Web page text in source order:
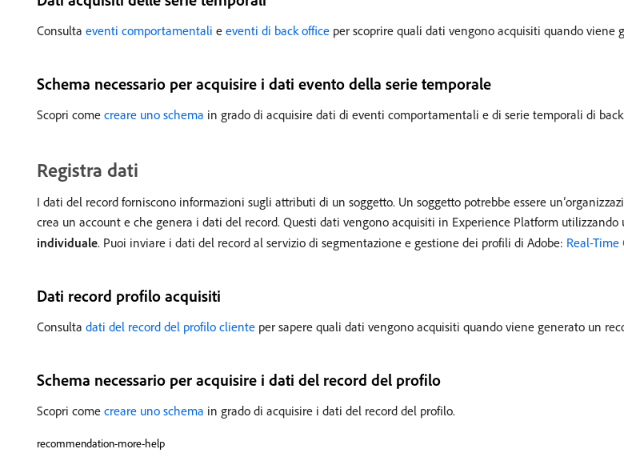
Consulta eventi comportamentali e eventi di back office per scoprire quali dati vengono acquisiti quando viene
Schema necessario per acquisire i dati evento della serie temporale
Scopri come creare uno schema in grado di acquisire dati di eventi comportamentali e di serie temporali di
Registra dati
I dati del record forniscono informazioni sugli attributi di un soggetto. Un soggetto potrebbe essere
crea un account e che genera i dati del record. Questi dati vengono acquisiti in Experience Platform utilizzando
individuale. Puoi inviare i dati del record al servizio di segmentazione e gestione dei profili di Adobe: Real-Time
Dati record profilo acquisiti
Consulta dati del record del profilo cliente per sapere quali dati vengono acquisiti quando viene generato un
Schema necessario per acquisire i dati del record del profilo
Scopri come creare uno schema in grado di acquisire i dati del record del profilo.
recommendation-more-help